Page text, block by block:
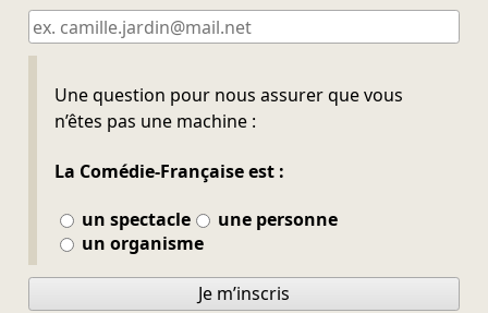
Une question pour nous assurer que vous
n’êtes pas une machine :
La Comédie-Française est :
un spectacle
une personne
un organisme
Ne pas remplir
Je m’inscris